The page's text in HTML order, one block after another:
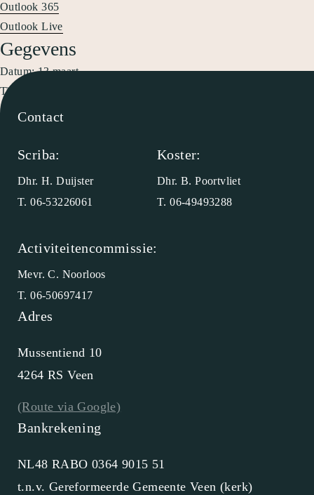
Outlook 365
Outlook Live
Gegevens
Datum: 13 maart
Tijd:
7:30 pm - 10:00 pm
Zaalreservering zaal 1 & 2
Contact
Scriba:
Dhr. H. Duijster
T. 06-53226061
Koster:
Dhr. B. Poortvliet
T. 06-49493288
Activiteitencommissie:
Mevr. C. Noorloos
T. 06-50697417
Adres
Mussentiend 10
4264 RS Veen
(Route via Google)
Bankrekening
NL48 RABO 0364 9015 51
t.n.v. Gereformeerde Gemeente Veen (kerk)